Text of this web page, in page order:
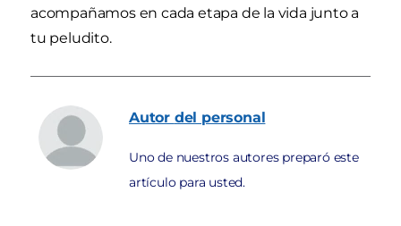
acompañamos en cada etapa de la vida junto a
tu peludito.
Autor del personal
Uno de nuestros autores preparó este
artículo para usted.